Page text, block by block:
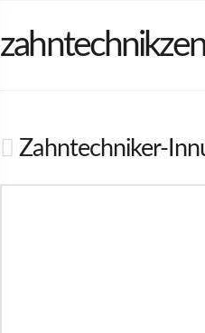
Zahntechniker-